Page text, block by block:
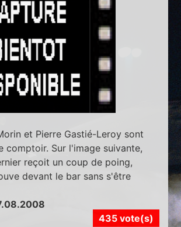
et Pierre Gastié-Leroy sont
comptoir. Sur l'image suivante,
reçoit un coup de poing,
devant le bar sans s'être
435 vote(s)